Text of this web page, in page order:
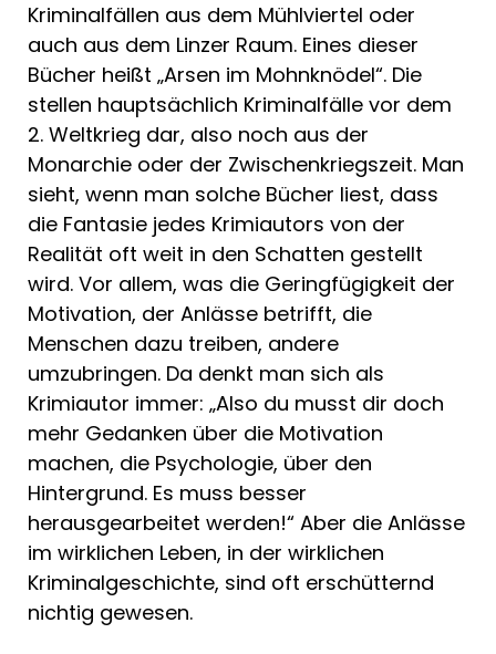
Kriminalfällen aus dem Mühlviertel oder
auch aus dem Linzer Raum. Eines dieser
Bücher heißt „Arsen im Mohnknödel“. Die
stellen hauptsächlich Kriminalfälle vor dem
2. Weltkrieg dar, also noch aus der
Monarchie oder der Zwischenkriegszeit. Man
sieht, wenn man solche Bücher liest, dass
die Fantasie jedes Krimiautors von der
Realität oft weit in den Schatten gestellt
wird. Vor allem, was die Geringfügigkeit der
Motivation, der Anlässe betrifft, die
Menschen dazu treiben, andere
umzubringen. Da denkt man sich als
Krimiautor immer: „Also du musst dir doch
mehr Gedanken über die Motivation
machen, die Psychologie, über den
Hintergrund. Es muss besser
herausgearbeitet werden!“ Aber die Anlässe
im wirklichen Leben, in der wirklichen
Kriminalgeschichte, sind oft erschütternd
nichtig gewesen.